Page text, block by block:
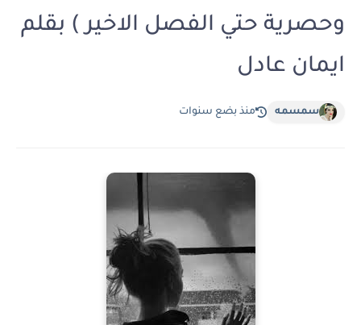
وحصرية حتي الفصل الاخير ) بقلم
ايمان عادل
سمسمه منذ بضع سنوات